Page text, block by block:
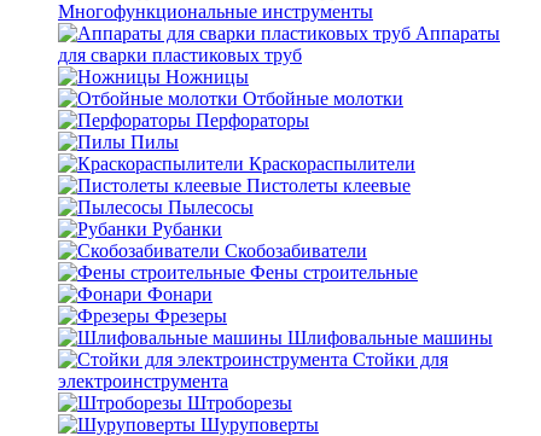
Многофункциональные инструменты
Аппараты
для сварки пластиковых труб
Ножницы
Отбойные молотки
Перфораторы
Пилы
Краскораспылители
Пистолеты клеевые
Пылесосы
Рубанки
Скобозабиватели
Фены строительные
Фонари
Фрезеры
Шлифовальные машины
Стойки для
электроинструмента
Штроборезы
Шуруповерты